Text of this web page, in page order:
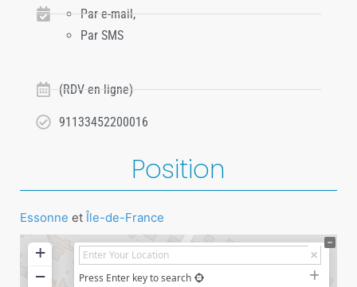
Par e-mail,
Par SMS
(RDV en ligne)
91133452200016
Position
Essonne et Île-de-France
+
−
Press Enter key to search